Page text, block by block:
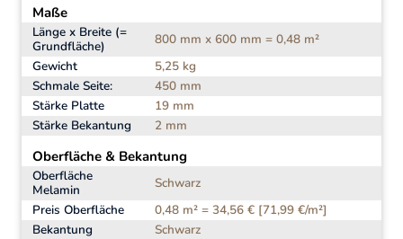
Maße
Länge x Breite (=
Grundfläche)
800 mm x 600 mm = 0,48 m²
Gewicht
5,25 kg
Schmale Seite:
450 mm
Stärke Platte
19 mm
Stärke Bekantung
2 mm
Oberfläche & Bekantung
Oberfläche
Melamin
Schwarz
Preis Oberfläche
0,48 m² = 34,56 € [71,99 €/m²]
Bekantung
Schwarz